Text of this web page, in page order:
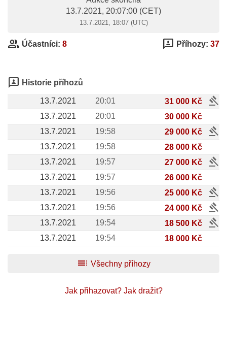
13.7.2021, 20:07:00 (CET)
13.7.2021, 18:07 (UTC)
group Účastníci: 8 3p Příhozy: 37
3p Historie příhozů
13.7.2021 20:01 31 000 Kč gavel
13.7.2021 20:01
30 000 Kč
13.7.2021
19:58 29 000 Kč gavel
13.7.2021 19:58
28 000 Kč
13.7.2021
19:57 27 000 Kč gavel
13.7.2021 19:57
26 000 Kč
13.7.2021
19:56 25 000 Kč gavel
13.7.2021 19:56 24 000 Kč gavel
13.7.2021 19:54 18 500 Kč gavel
13.7.2021 19:54 18 000 Kč
toc Všechny příhozy
Jak přihazovat? Jak dražit?